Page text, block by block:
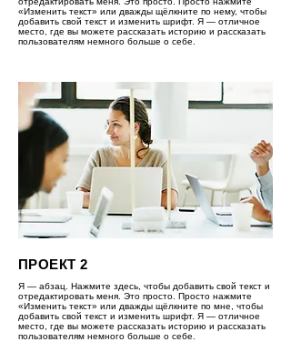
«Изменить текст» или дважды щёлкните по нему, чтобы
добавить свой текст и изменить шрифт. Я — отличное
место, где вы можете рассказать историю и рассказать
пользователям немного больше о себе.
ПРОЕКТ 2
Я — абзац. Нажмите здесь, чтобы добавить свой текст и
отредактировать меня. Это просто. Просто нажмите
«Изменить текст» или дважды щёлкните по мне, чтобы
добавить свой текст и изменить шрифт. Я — отличное
место, где вы можете рассказать историю и рассказать
пользователям немного больше о себе.